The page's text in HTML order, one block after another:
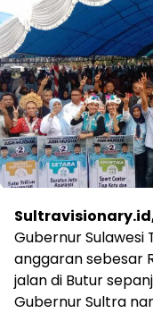
Gubernur
anggaran sebesar
jalan di Butur
Gubernur Sultra